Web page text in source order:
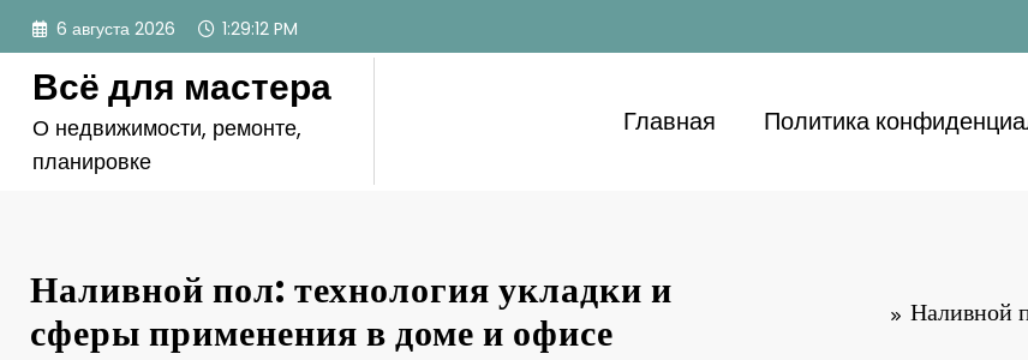
Перейти
содержимому
6 августа 2026 1:29:13 PM
Всё для мастера
О недвижимости, ремонте,
планировке
Главная Политика
Наливной пол: технология укладки и
сферы применения в доме и офисе
Наливной